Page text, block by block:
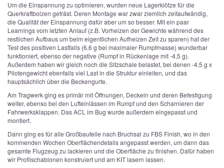
Um die Einspannung zu optimieren, wurden neue Lagerklötze für die
Querkraftbolzen gefräst. Deren Montage war zwar ziemlich zeitaufwändig,
die Qualität der Einspannung dafür aber um so besser. Mit ein paar
Learnings vom letzten Anlauf (z.B. Vorheizen der Gewichte während des
restlichen Aufbaus um beim eigentlichen Aufheizen Zeit zu sparen) hat der
Test des positiven Lastfalls (6,6 g bei maximaler Rumpfmasse) wunderbar
funktioniert, ebenso der negative (Rumpf in Rückenlage mit -4,5 g).
Außerdem haben wir gleich noch die Sitzschale belastet, bei denen -4,5 g x
Pilotengewicht ebenfalls viel Last in die Struktur einleiten, und das
hauptsächlich über die Beckengurte.
Am Tragwerk ging es primär mit Öffnungen, Deckeln und deren Befestigung
weiter, ebenso bei den Lufteinlässen im Rumpf und den Scharnieren der
Fahrwerksklappen. Das ACL im Bug wurde außerdem eingepasst und
montiert.
Dann ging es für alle Großbauteile nach Bruchsal zu FBS Finish, wo in den
kommenden Wochen Oberflächendetails angepasst werden, um dann das
gesamte Flugzeug zu lackieren und die Oberfläche zu finishen. Dafür haben
wir Profilschablonen konstruiert und am KIT lasern lassen.